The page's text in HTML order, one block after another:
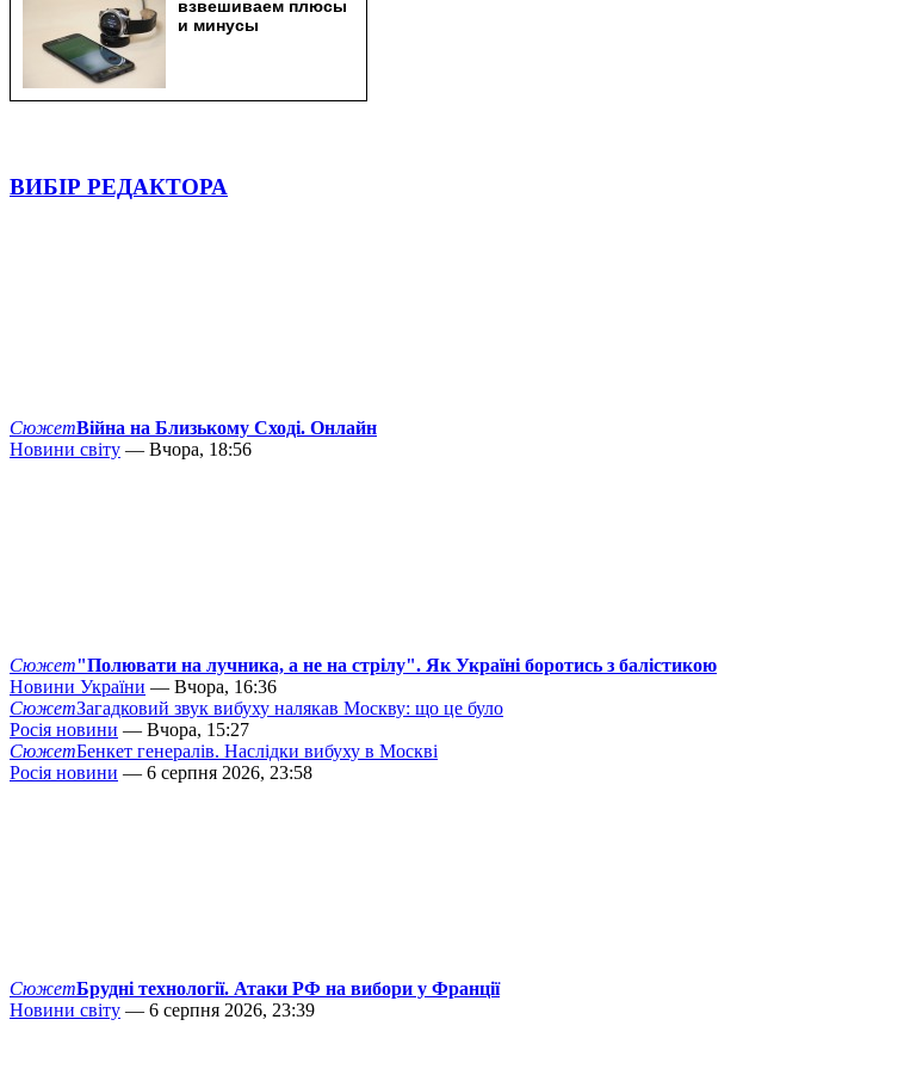
ВИБІР РЕДАКТОРА
СюжетВійна на Близькому Сході. Онлайн
Новини світу — Вчора, 18:56
Сюжет"Полювати на лучника, а не на стрілу". Як Україні боротись з балістикою
Новини України — Вчора, 16:36
СюжетЗагадковий звук вибуху налякав Москву: що це було
Росія новини — Вчора, 15:27
СюжетБенкет генералів. Наслідки вибуху в Москві
Росія новини — 6 серпня 2026, 23:58
СюжетБрудні технології. Атаки РФ на вибори у Франції
Новини світу — 6 серпня 2026, 23:39